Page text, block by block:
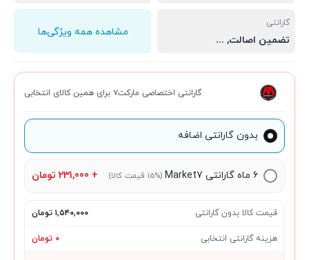
گارانتی
تضمین اصالت ,
سلامت فیزیکی
مشاهده همه ویژگی‌ها
گارانتی اختصاصی مارکت۷ برای همین کالای انتخابی
بدون گارانتی اضافه
۶ ماه گارانتی Market7 (15% قیمت کالا) +
231,000 تومان
قیمت کالا بدون گارانتی ۱٬۵۴۰٬۰۰۰ تومان
هزینه گارانتی انتخابی ۰ تومان